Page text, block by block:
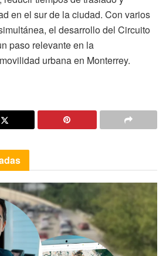
en el sur de la ciudad. Con varios
el desarrollo del Circuito
paso relevante en la
urbana en Monterrey.